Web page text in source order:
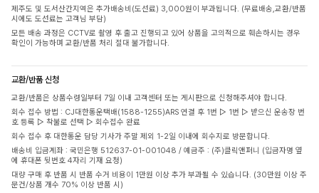
제주도 및 도서산간지역은 추가배송비(도선료) 3,000원이 부과됩니다. (무료배송,교환/반품
시에도 도선료는 고객님 부담)
모든 배송 과정은 CCTV로 촬영 후 출고 진행되고 있어 상품을 고의적으로 훼손하시는 경우
확인이 가능하며 교환/반품 처리 절대 불가합니다.
교환/반품 신청
교환/반품은 상품수령일부터 7일 이내 고객센터 또는 게시판으로 신청해주셔야 합니다.
회수 접수 방법 : CJ대한통운택배(1588-1255)ARS 연결 후 1번 ▷ 1번 ▷ 받으신 운송장 번
호 등록 ▷ 착불로 선택 ▷ 회수접수 완료
회수 접수 후 대한통운 담당 기사가 주말 제외 1-2일 이내에 회수지로 방문합니다.
배송비 입금계좌 : 국민은행 512637-01-001048 / 예금주 : (주)클릭앤퍼니 (입금자명 옆
에 휴대폰 뒷번호 4자리 기재 요청)
대량 구매 후 반품 시 반품 수거 비용이 1만원 이상 추가 부과될 수 있습니다. (30만원 이상 주
문건/상품 개수 70% 이상 반품 시)